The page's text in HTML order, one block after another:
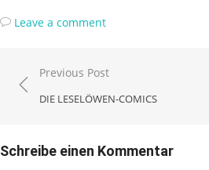
Leave a comment
Beitragsnavigation
Previous Post
DIE LESELÖWEN-COMICS
Schreibe einen Kommentar